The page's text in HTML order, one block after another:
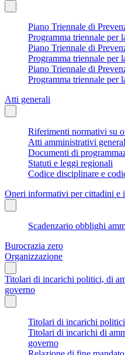
Piano Triennale di
Programma triennale per
Piano Triennale di
Programma triennale per
Piano Triennale di
Programma triennale per
Atti generali
Riferimenti normativi su
Atti amministrativi
Documenti di
Statuti e leggi regionali
Codice disciplinare e
Oneri informativi per cittadini e
Scadenzario obblighi
Burocrazia zero
Organizzazione
Titolari di incarichi politici, di
governo
Titolari di incarichi
Titolari di incarichi di
governo